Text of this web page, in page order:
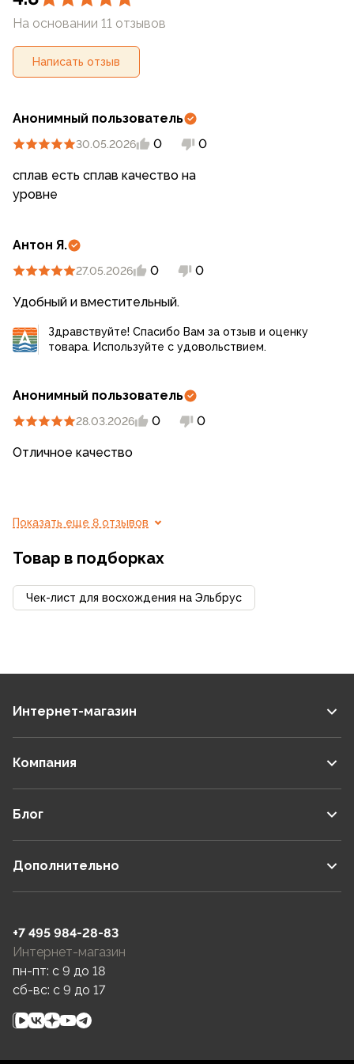
На основании 11 отзывов
Написать отзыв
Анонимный пользователь
30.05.2026 0 0
сплав есть сплав качество на
уровне
Антон Я.
27.05.2026 0 0
Удобный и вместительный.
Здравствуйте! Спасибо Вам за отзыв и оценку
товара. Используйте с удовольствием.
Анонимный пользователь
28.03.2026 0 0
Отличное качество
Показать еще 8 отзывов
Товар в подборках
Чек-лист для восхождения на Эльбрус
Интернет-магазин
Компания
Блог
Дополнительно
+7 495 984-28-83
Интернет-магазин
пн-пт: c 9 до 18
сб-вс: c 9 до 17